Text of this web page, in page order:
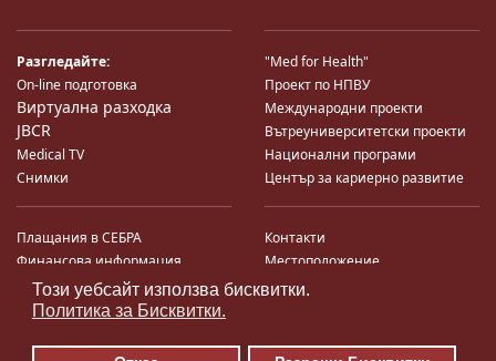
Този уебсайт използва бисквитки.
Политика за Бисквитки.
Разгледайте:
On-line подготовка
Виртуална разходка
JBCR
Medical TV
Снимки
"Med for Health"
Проект по НПВУ
Международни проекти
Вътреуниверситетски проекти
Национални програми
Център за кариерно развитие
Плащания в СЕБРА
Финансова информация
Система за финансово упр-е и
контрол
Търгове по ЗДС
Контакти
Местоположение
Карта на сайта